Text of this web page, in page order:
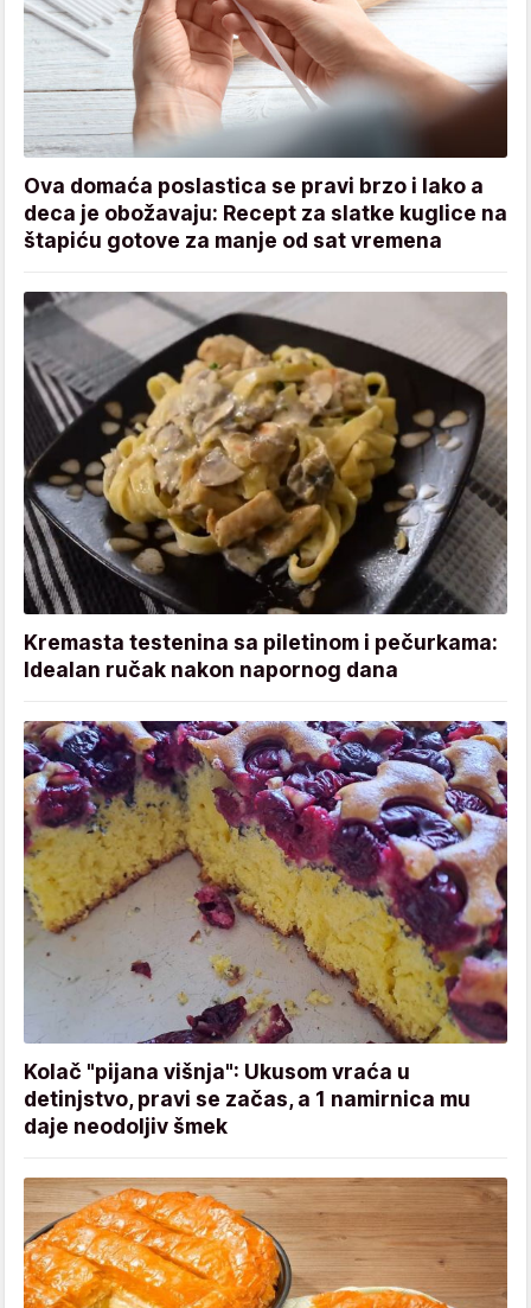
Ova domaća poslastica se pravi brzo i lako a
deca je obožavaju: Recept za slatke kuglice na
štapiću gotove za manje od sat vremena
Kremasta testenina sa piletinom i pečurkama:
Idealan ručak nakon napornog dana
Kolač "pijana višnja": Ukusom vraća u
detinjstvo, pravi se začas, a 1 namirnica mu
daje neodoljiv šmek